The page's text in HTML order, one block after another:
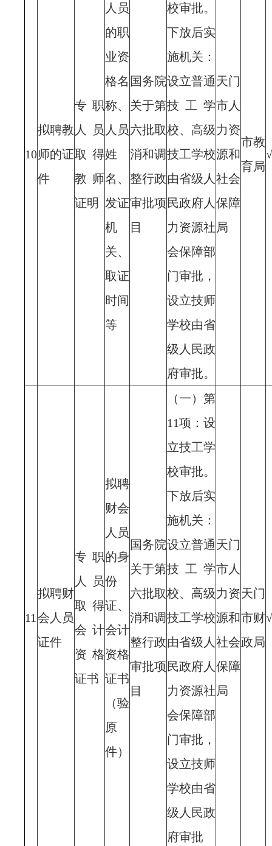
10
拟聘教
师的证
件
专职
人员
取得
教师
证明
人员
的职
业资
格名
称、
人员
姓
名、
发证
机
关、
取证
时间
等
国务院
关于第
六批取
消和调
整行政
审批项
目
校审批。
下放后实
施机关：
设立普通
技工学
校、高级
技工学校
由省级人
民政府人
力资源社
会保障部
门审批，
设立技师
学校由省
级人民政
府审批。
天门
市人
力资
源和
社会
保障
局
市教
育局
√
11
拟聘财
会人员
证件
专职
人员
取得
会计
资格
证书
拟聘
财会
人员
的身
份
证、
会计
资格
证书
（验
原
件）
国务院
关于第
六批取
消和调
整行政
审批项
目
（一）第
11项：设
立技工学
校审批。
下放后实
施机关：
设立普通
技工学
校、高级
技工学校
由省级人
民政府人
力资源社
会保障部
门审批，
设立技师
学校由省
级人民政
府审批
天门
市人
力资
源和
社会
保障
局
天门
市财
政局
√